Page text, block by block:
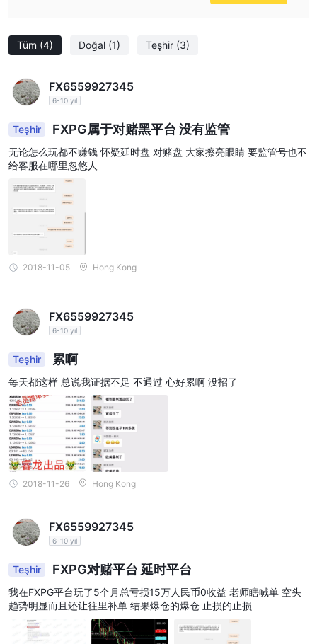
Tüm (4) Doğal (1) Teşhir (3)
FX6559927345
6-10 yıl
Teşhir FXPG属于对赌黑平台 没有监管
无论怎么玩都不赚钱 怀疑延时盘 对赌盘 大家擦亮眼睛 要监管号也不
给客服在哪里忽悠人
2018-11-05 Hong Kong
FX6559927345
6-10 yıl
Teşhir 累啊
每天都这样 总说我证据不足 不通过 心好累啊 没招了
2018-11-26 Hong Kong
FX6559927345
6-10 yıl
Teşhir FXPG对赌平台 延时平台
我在FXPG平台玩了5个月总亏损15万人民币0收益 老师瞎喊单 空头
趋势明显而且还让往里补单 结果爆仓的爆仓 止损的止损